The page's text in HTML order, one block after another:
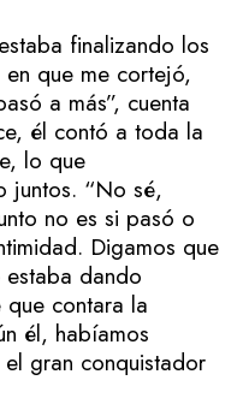
finalizando los
que me cortejó,
a más”, cuenta
él contó a toda la
lo que
juntos. “No sé,
no es si pasó o
Digamos que
dando
contara la
él, habíamos
gran conquistador